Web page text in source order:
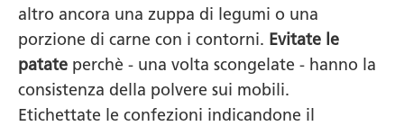
altro ancora una zuppa di legumi o una
porzione di carne con i contorni. Evitate le
patate perchè - una volta scongelate - hanno la
consistenza della polvere sui mobili.
Etichettate le confezioni indicandone il